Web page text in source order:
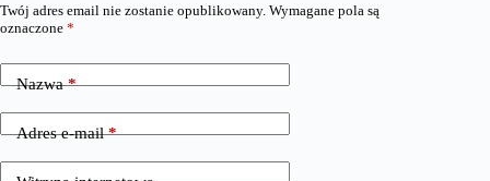
Twój adres email nie zostanie opublikowany. Wymagane pola są
oznaczone *
Nazwa*
Adres e-mail*